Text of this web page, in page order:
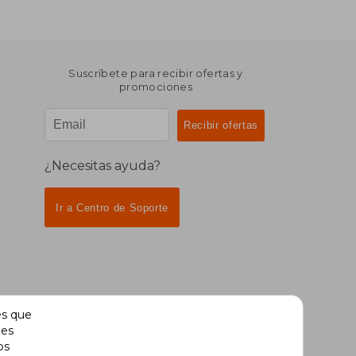
Suscríbete para recibir ofertas y
promociones
¿Necesitas ayuda?
Ir a Centro de Soporte
que